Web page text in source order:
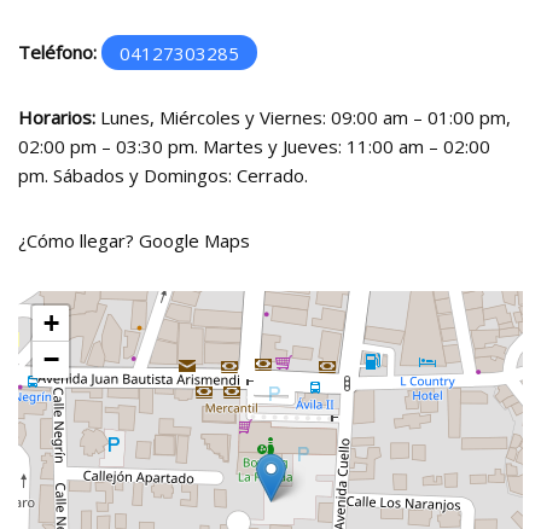
Teléfono: 04127303285
Horarios: Lunes, Miércoles y Viernes: 09:00 am – 01:00 pm,
02:00 pm – 03:30 pm. Martes y Jueves: 11:00 am – 02:00
pm. Sábados y Domingos: Cerrado.
¿Cómo llegar? Google Maps
+
−